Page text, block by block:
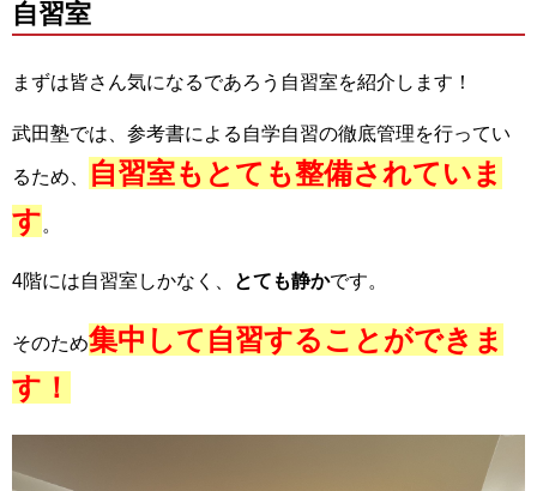
自習室
まずは皆さん気になるであろう自習室を紹介します！
武田塾では、参考書による自学自習の徹底管理を行ってい
るため、
自習室もとても整備されていま
す。
4階には自習室しかなく、 とても静かです。
そのため集中して自習することができま
す！